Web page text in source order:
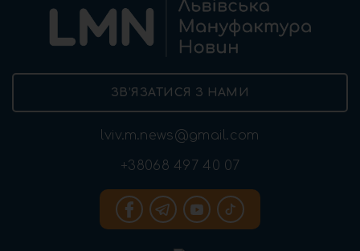
ЗВ’ЯЗАТИСЯ З НАМИ
lviv.m.news@gmail.com
+38068 497 40 07